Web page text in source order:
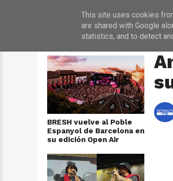
BRESH vuelve al Poble
Espanyol de Barcelona en
su edición Open Air
This site uses cookies
are shared with Google
statistics, and to detect